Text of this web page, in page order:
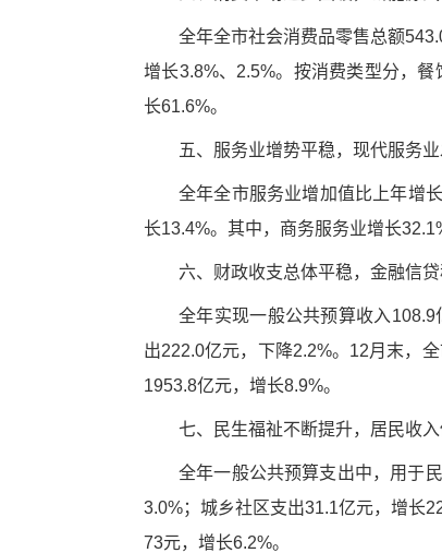
全年全市社会消费品零售总额
增长3.8%、2.5%。按消费类型分，
长61.6%。
五、服务业增势平稳，现代服务
全年全市服务业增加值比上年增
长13.4%。其中，商务服务业增长
六、财政收支总体平稳，金融信
全年实现一般公共预算收入
出222.0亿元，下降2.2%。12月末，
1953.8亿元，增长8.9%。
七、民生福祉不断提升，居民收
全年一般公共预算支出中，用于
3.0%；城乡社区支出31.1亿元，增长
73元，增长6.2%。